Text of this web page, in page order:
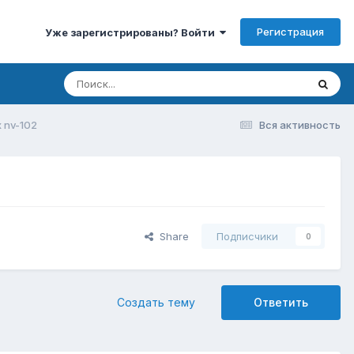
Уже зарегистрированы? Войти Регистрация
Вся активность
102
Share Подписчики 0
Ответить
Создать тему